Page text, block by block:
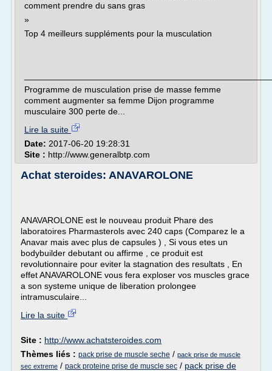
comment prendre du sans gras
»
Top 4 meilleurs suppléments pour la musculation
Programme de musculation prise de masse femme
comment augmenter sa femme Dijon programme
musculaire 300 perte de...
Lire la suite
Date: 2017-06-20 19:28:31
Site : http://www.generalbtp.com
Achat steroides: ANAVAROLONE
ANAVAROLONE est le nouveau produit Phare des
laboratoires Pharmasterols avec 240 caps (Comparez le a
Anavar mais avec plus de capsules ) , Si vous etes un
bodybuilder debutant ou affirme , ce produit est
revolutionnaire pour eviter la stagnation des resultats , En
effet ANAVAROLONE vous fera exploser vos muscles grace
a son systeme unique de liberation prolongee
intramusculaire...
Lire la suite
Site : http://www.achatsteroides.com
Thèmes liés : pack prise de muscle seche / pack prise de muscle
sec extreme / pack proteine prise de muscle sec / pack prise de